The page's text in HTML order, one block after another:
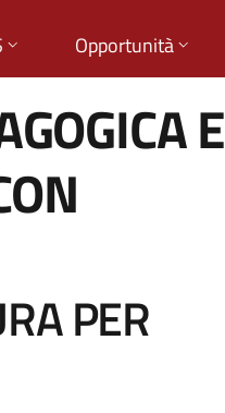
Opportunità
E
PER